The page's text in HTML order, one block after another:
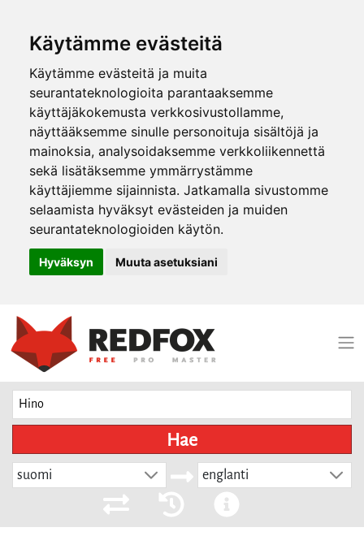
Käytämme evästeitä
Käytämme evästeitä ja muita
seurantateknologioita parantaaksemme
käyttäjäkokemusta verkkosivustollamme,
näyttääksemme sinulle personoituja sisältöjä ja
mainoksia, analysoidaksemme verkkoliikennettä
sekä lisätäksemme ymmärrystämme
käyttäjiemme sijainnista. Jatkamalla sivustomme
selaamista hyväksyt evästeiden ja muiden
seurantateknologioiden käytön.
Hyväksyn Muuta asetuksiani
Hae
suomi englanti